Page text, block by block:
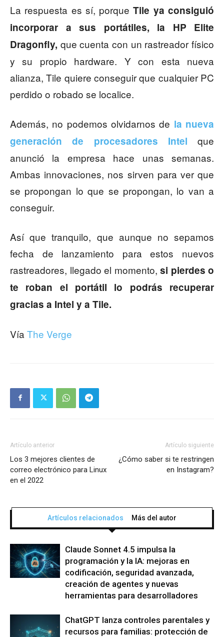
La respuesta es sí, porqueTile ya consiguió
incorporar a sus portátiles, la HP Elite
Dragonfly, que cuenta con un rastreador físico
y su propio hardware. Y con esta nueva
alianza, Tile quiere conseguir que cualquier PC
perdido o robado se localice.
Además, no podemos olvidarnos de la nueva
generación de procesadores Intel
que
anunció la empresa hace unas semanas.
Ambas innovaciones, nos sirven para ver que
se propongan lo que se propongan, lo van a
conseguir.
Así que tranquilo, que aunque no sepamos
fecha de lanzamiento para estos nuevos
rastreadores, llegado el momento, si pierdes o
te roban el portátil lo podrás recuperar
gracias a Intel y a Tile.
Vía The Verge
Artículo anterior
Los 3 mejores clientes de
correo electrónico para Linux
en el 2022
Artículo siguiente
¿Cómo saber si te restringen
en Instagram?
Artículos relacionados Más del autor
Claude Sonnet 4.5 impulsa la
programación y la IA: mejoras en
codificación, seguridad avanzada,
creación de agentes y nuevas
herramientas para desarrolladores
ChatGPT lanza controles parentales y
recursos para familias: protección de